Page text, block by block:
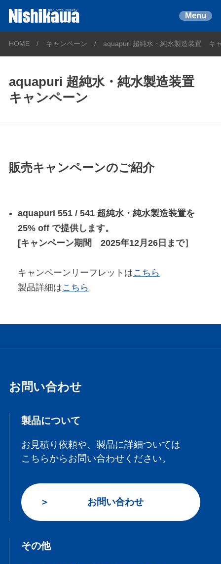
Menu
HOME キャンペーン aquapuri 超純水・純水製造装置 キ
aquapuri 超純水・純水製造装置
キャンペーン
販売キャンペーンのご紹介
aquapuri 551 / 541 超純水・純水製造装置を
25% off で提供します。
[キャンペーン期間 2025年12月26日まで］
キャンペーンリーフレットはこちら
製品詳細はこちら
お問い合わせ
製品について
お見積り依頼や、製品に詳細ついては
こちらからお問い合わせください。
お問い合わせ
その他